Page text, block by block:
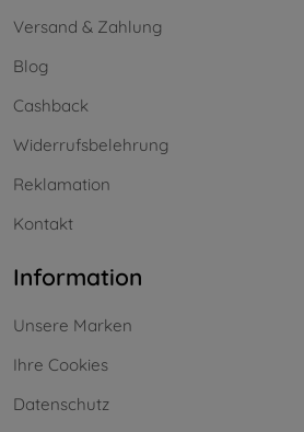
Versand & Zahlung
Blog
Cashback
Widerrufsbelehrung
Reklamation
Kontakt
Information
Unsere Marken
Ihre Cookies
Datenschutz